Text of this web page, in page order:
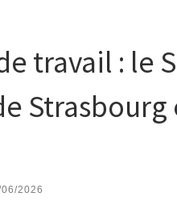
travail : le
2026